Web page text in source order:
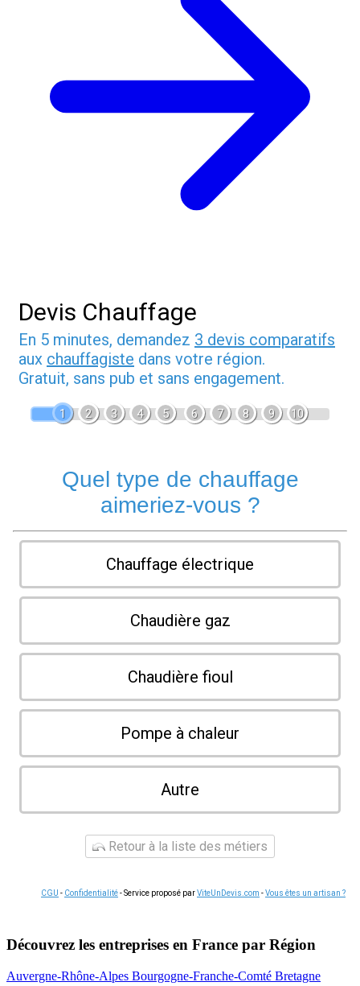
Devis Chauffage
En 5 minutes, demandez 3 devis comparatifs
aux chauffagiste dans votre région.
Gratuit, sans pub et sans engagement.
1 2 3 4 5 6 7 8 9 10
Quel type de chauffage
aimeriez-vous ?
Chauffage électrique
Chaudière gaz
Chaudière fioul
Pompe à chaleur
Autre
Retour à la liste des métiers
CGU - Confidentialité- Service proposé parViteUnDevis.com -Vous êtes un artisan ?
Découvrez les entreprises en France par Région
Auvergne-Rhône-Alpes Bourgogne-Franche-Comté Bretagne